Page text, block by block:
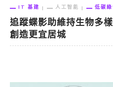
IT 基建 人工智能 低碳綠
追蹤蝶影助維持生物多
創造更宜居城